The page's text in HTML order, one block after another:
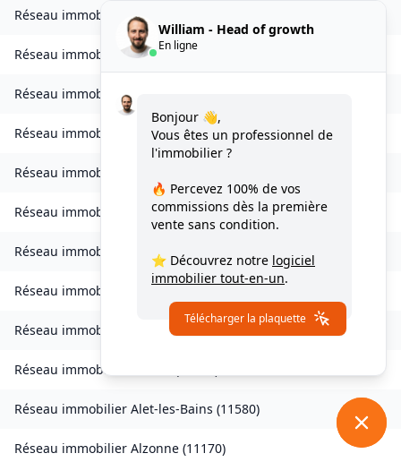
Réseau immobilierValmigère
Réseau immobilier Ventenac-en-Minervois
Réseau immobilierVerdun-en-Lauragais
Réseau immobilier Vignevieille(11330)
Réseau immobilier
Réseau immobilier Villanière(11600 )
Réseau immobilier Villardebelle
Réseau immobilier
Réseau immobilier Villefloure 11570
Réseau immobilier
Réseau immobilier Alet-les-Bains (11580)
Réseau immobilier Alzonne (11170)
William - Head of growth
En ligne
Bonjour 👋,
Vous êtes un professionnel de
l'immobilier ?
🔥 Percevez 100% de vos
commissions dès la première
vente sans condition.
⭐ Découvrez notre logiciel
immobilier tout-en-un.
Télécharger la plaquette